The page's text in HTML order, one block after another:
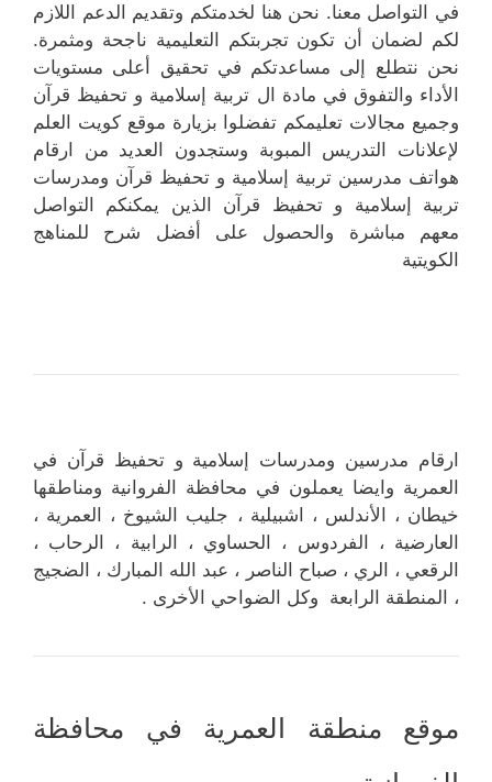
في التواصل معنا. نحن هنا لخدمتكم وتقديم الدعم اللازم
لكم لضمان أن تكون تجربتكم التعليمية ناجحة ومثمرة.
نحن نتطلع إلى مساعدتكم في تحقيق أعلى مستويات
الأداء والتفوق في مادة ال تربية إسلامية و تحفيظ قرآن
وجميع مجالات تعليمكم تفضلوا بزيارة موقع كويت العلم
لإعلانات التدريس المبوبة وستجدون العديد من ارقام
هواتف مدرسين تربية إسلامية و تحفيظ قرآن ومدرسات
تربية إسلامية و تحفيظ قرآن الذين يمكنكم التواصل
معهم مباشرة والحصول على أفضل شرح للمناهج
الكويتية
ارقام مدرسين ومدرسات إسلامية و تحفيظ قرآن في
العمرية وايضا يعملون في محافظة الفروانية ومناطقها
خيطان ، الأندلس ، اشبيلية ، جليب الشيوخ ، العمرية ،
العارضية ، الفردوس ، الحساوي ، الرابية ، الرحاب ،
الرقعي ، الري ، صباح الناصر ، عبد الله المبارك ، الضجيج
، المنطقة الرابعة وكل الضواحي الأخرى .
موقع منطقة العمرية في محافظة